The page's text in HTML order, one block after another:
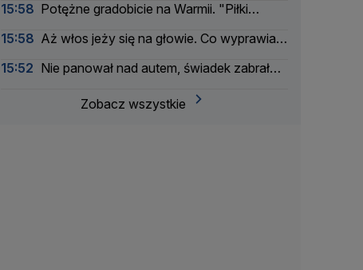
15:58 Potężne gradobicie na Warmii. "Piłki
15:58 Aż włos jeży się na głowie. Co wyprawia
15:52 Nie panował nad autem, świadek zabrał
Zobacz wszystkie